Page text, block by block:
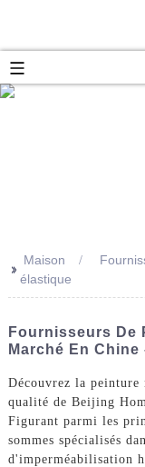
>> Maison
élastique
Fournisseurs De
Marché En
Découvrez la peinture
qualité de Beijing
Figurant parmi les
sommes spécialisés
d'imperméabilisation